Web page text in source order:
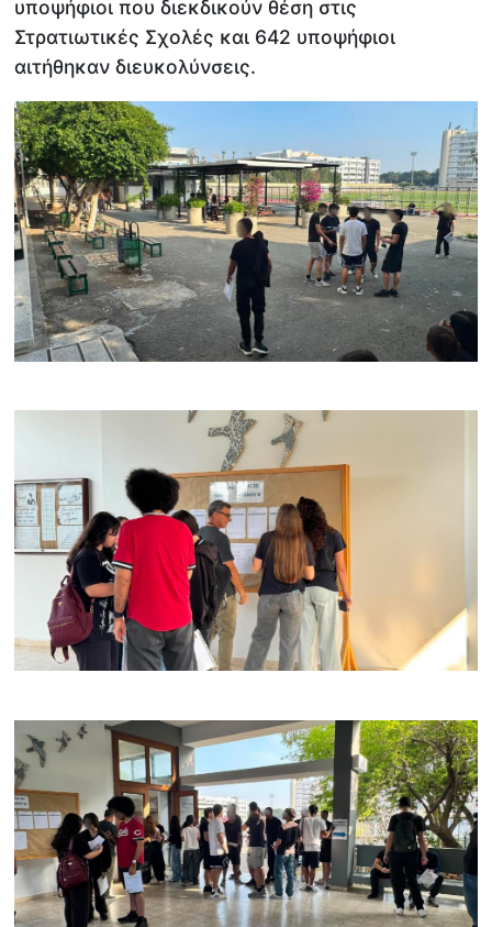
υποψήφιοι που διεκδικούν θέση στις
Στρατιωτικές Σχολές και 642 υποψήφιοι
αιτήθηκαν διευκολύνσεις.